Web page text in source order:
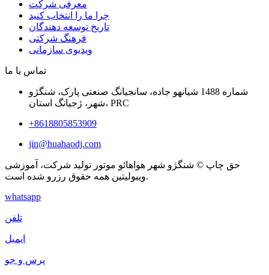
معرفی شرکت
چرا ما را انتخاب کنید
تاریخ توسعه دهندگان
فرهنگ شرکتی
ویدیوی سازمانی
تماس با ما
شماره 1488 شیانهو جاده، سانجیانگ صنعتی پارک، شنگژو
شهر، ژجیانگ استان، PRC
+8618805853909
jin@huahaodj.com
حق چاپ © شنگژو شهر هواهائو موتور تولید شرکت، آموزشی
ویبولیتین همه حقوق رزرو شده است.
whatsapp
تلفن
ایمیل
پرس و جو